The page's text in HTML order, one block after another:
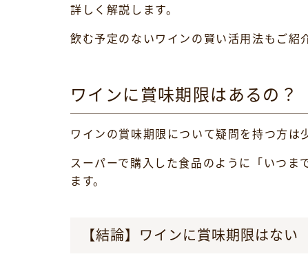
詳しく解説します。
飲む予定のないワインの賢い活用法もご紹
ワインに賞味期限はあるの？
ワインの賞味期限について疑問を持つ方は
スーパーで購入した食品のように「いつ
ます。
【結論】ワインに賞味期限はない